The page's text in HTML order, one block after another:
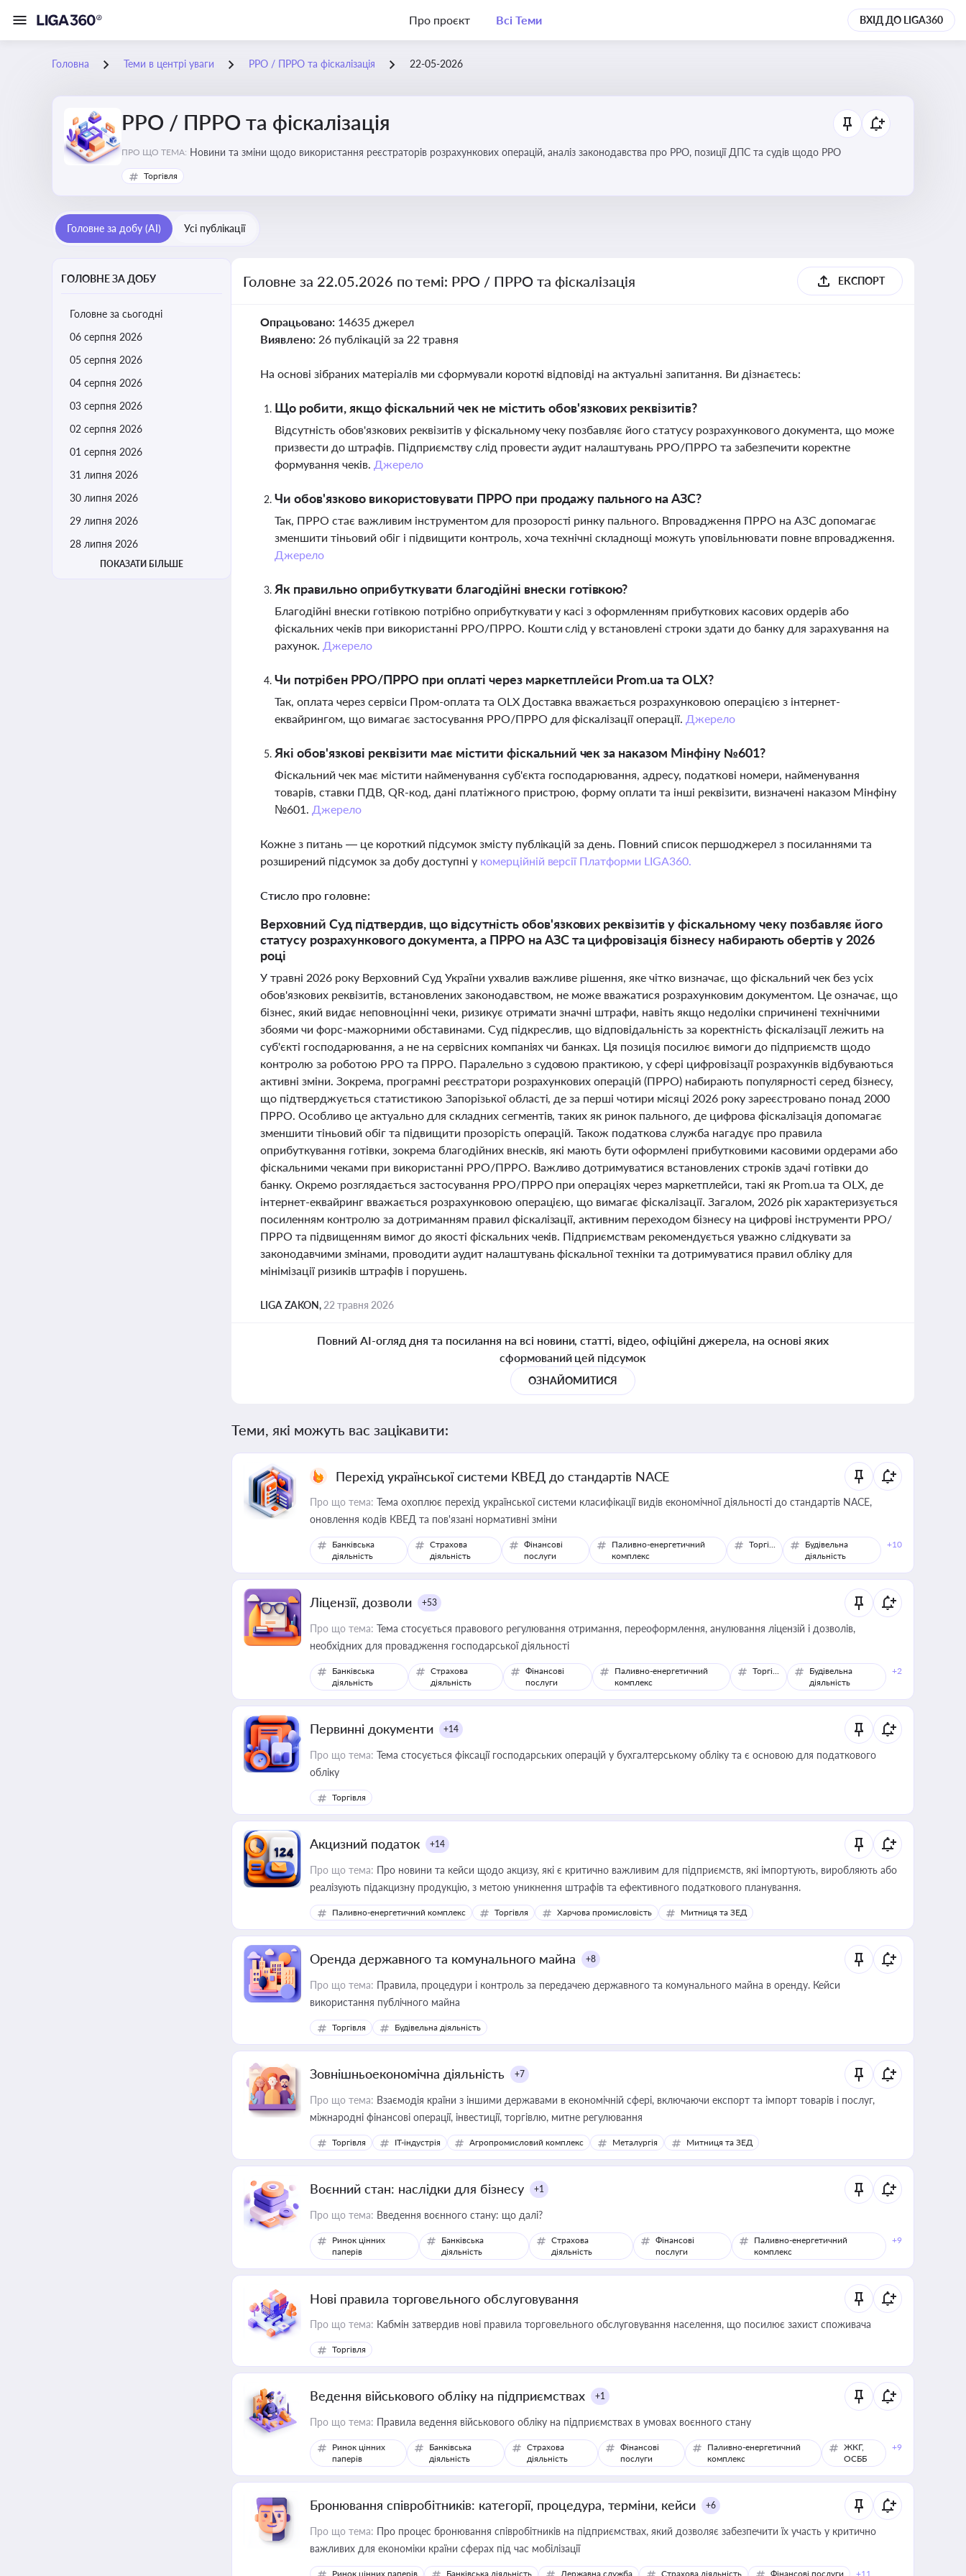
Про проєкт Всі Теми ВХІД ДО LIGA360
Головна Теми в центрі уваги РРО / ПРРО та фіскалізація 22-05-2026
РРО / ПРРО та фіскалізація
ПРО ЩО ТЕМА: Новини та зміни щодо використання реєстраторів розрахункових операцій, аналіз законодавства про РРО, позиції ДПС та судів щодо РРО
Торгівля
Головне за добу (AI) Усі публікації
ГОЛОВНЕ ЗА ДОБУ
Головне за сьогодні
06 серпня 2026
05 серпня 2026
04 серпня 2026
03 серпня 2026
02 серпня 2026
01 серпня 2026
31 липня 2026
30 липня 2026
29 липня 2026
28 липня 2026
ПОКАЗАТИ БІЛЬШЕ
Головне за 22.05.2026 по темі: РРО / ПРРО та фіскалізація ЕКСПОРТ
Опрацьовано: 14635 джерел
Виявлено: 26 публікацій за 22 травня
На основі зібраних матеріалів ми сформували короткі відповіді на актуальні запитання. Ви дізнаєтесь:
Що робити, якщо фіскальний чек не містить обов'язкових реквізитів?
Відсутність обов'язкових реквізитів у фіскальному чеку позбавляє його статусу розрахункового документа, що може
призвести до штрафів. Підприємству слід провести аудит налаштувань РРО/ПРРО та забезпечити коректне
формування чеків. Джерело
Чи обов'язково використовувати ПРРО при продажу пального на АЗС?
Так, ПРРО стає важливим інструментом для прозорості ринку пального. Впровадження ПРРО на АЗС допомагає
зменшити тіньовий обіг і підвищити контроль, хоча технічні складнощі можуть уповільнювати повне впровадження.
Джерело
Як правильно оприбуткувати благодійні внески готівкою?
Благодійні внески готівкою потрібно оприбуткувати у касі з оформленням прибуткових касових ордерів або
фіскальних чеків при використанні РРО/ПРРО. Кошти слід у встановлені строки здати до банку для зарахування на
рахунок. Джерело
Чи потрібен РРО/ПРРО при оплаті через маркетплейси Prom.ua та OLX?
Так, оплата через сервіси Пром-оплата та OLX Доставка вважається розрахунковою операцією з інтернет-
еквайрингом, що вимагає застосування РРО/ПРРО для фіскалізації операції. Джерело
Які обов'язкові реквізити має містити фіскальний чек за наказом Мінфіну №601?
Фіскальний чек має містити найменування суб'єкта господарювання, адресу, податкові номери, найменування
товарів, ставки ПДВ, QR-код, дані платіжного пристрою, форму оплати та інші реквізити, визначені наказом Мінфіну
№601. Джерело
Кожне з питань — це короткий підсумок змісту публікацій за день. Повний список першоджерел з посиланнями та
розширений підсумок за добу доступні у комерційній версії Платформи LIGA360.
Стисло про головне:
Верховний Суд підтвердив, що відсутність обов'язкових реквізитів у фіскальному чеку позбавляє його
статусу розрахункового документа, а ПРРО на АЗС та цифровізація бізнесу набирають обертів у 2026
році
У травні 2026 року Верховний Суд України ухвалив важливе рішення, яке чітко визначає, що фіскальний чек без усіх
обов'язкових реквізитів, встановлених законодавством, не може вважатися розрахунковим документом. Це означає, що
бізнес, який видає неповноцінні чеки, ризикує отримати значні штрафи, навіть якщо недоліки спричинені технічними
збоями чи форс-мажорними обставинами. Суд підкреслив, що відповідальність за коректність фіскалізації лежить на
суб'єкті господарювання, а не на сервісних компаніях чи банках. Ця позиція посилює вимоги до підприємств щодо
контролю за роботою РРО та ПРРО. Паралельно з судовою практикою, у сфері цифровізації розрахунків відбуваються
активні зміни. Зокрема, програмні реєстратори розрахункових операцій (ПРРО) набирають популярності серед бізнесу,
що підтверджується статистикою Запорізької області, де за перші чотири місяці 2026 року зареєстровано понад 2000
ПРРО. Особливо це актуально для складних сегментів, таких як ринок пального, де цифрова фіскалізація допомагає
зменшити тіньовий обіг та підвищити прозорість операцій. Також податкова служба нагадує про правила
оприбуткування готівки, зокрема благодійних внесків, які мають бути оформлені прибутковими касовими ордерами або
фіскальними чеками при використанні РРО/ПРРО. Важливо дотримуватися встановлених строків здачі готівки до
банку. Окремо розглядається застосування РРО/ПРРО при операціях через маркетплейси, такі як Prom.ua та OLX, де
інтернет-еквайринг вважається розрахунковою операцією, що вимагає фіскалізації. Загалом, 2026 рік характеризується
посиленням контролю за дотриманням правил фіскалізації, активним переходом бізнесу на цифрові інструменти РРО/
ПРРО та підвищенням вимог до якості фіскальних чеків. Підприємствам рекомендується уважно слідкувати за
законодавчими змінами, проводити аудит налаштувань фіскальної техніки та дотримуватися правил обліку для
мінімізації ризиків штрафів і порушень.
LIGA ZAKON, 22 травня 2026
Повний AI-огляд дня та посилання на всі новини, статті, відео, офіційні джерела, на основі яких
сформований цей підсумок
ОЗНАЙОМИТИСЯ
Теми, які можуть вас зацікавити:
Перехід української системи КВЕД до стандартів NACE
Про що тема: Тема охоплює перехід української системи класифікації видів економічної діяльності до стандартів NACE,
оновлення кодів КВЕД та пов'язані нормативні зміни
Банківська
діяльність
Страхова
діяльність
Фінансові
послуги
Паливно-енергетичний
комплекс
Торгівля
Будівельна
діяльність
+10
Ліцензії, дозволи +53
Про що тема: Тема стосується правового регулювання отримання, переоформлення, анулювання ліцензій і дозволів,
необхідних для провадження господарської діяльності
Банківська
діяльність
Страхова
діяльність
Фінансові
послуги
Паливно-енергетичний
комплекс
Торгівля
Будівельна
діяльність
+2
Первинні документи +14
Про що тема: Тема стосується фіксації господарських операцій у бухгалтерському обліку та є основою для податкового
обліку
Торгівля
Акцизний податок +14
Про що тема: Про новини та кейси щодо акцизу, які є критично важливим для підприємств, які імпортують, виробляють або
реалізують підакцизну продукцію, з метою уникнення штрафів та ефективного податкового планування.
Паливно-енергетичний комплекс Торгівля Харчова промисловість Митниця та ЗЕД
Оренда державного та комунального майна +8
Про що тема: Правила, процедури і контроль за передачею державного та комунального майна в оренду. Кейси
використання публічного майна
Торгівля Будівельна діяльність
Зовнішньоекономічна діяльність +7
Про що тема: Взаємодія країни з іншими державами в економічній сфері, включаючи експорт та імпорт товарів і послуг,
міжнародні фінансові операції, інвестиції, торгівлю, митне регулювання
Торгівля IT-індустрія Агропромисловий комплекс Металургія Митниця та ЗЕД
Воєнний стан: наслідки для бізнесу +1
Про що тема: Введення воєнного стану: що далі?
Ринок цінних
паперів
Банківська
діяльність
Страхова
діяльність
Фінансові
послуги
Паливно-енергетичний
комплекс
+9
Нові правила торговельного обслуговування
Про що тема: Кабмін затвердив нові правила торговельного обслуговування населення, що посилює захист споживача
Торгівля
Ведення військового обліку на підприємствах +1
Про що тема: Правила ведення військового обліку на підприємствах в умовах воєнного стану
Ринок цінних
паперів
Банківська
діяльність
Страхова
діяльність
Фінансові
послуги
Паливно-енергетичний
комплекс
ЖКГ,
ОСББ
+9
Бронювання співробітників: категорії, процедура, терміни, кейси +6
Про що тема: Про процес бронювання співробітників на підприємствах, який дозволяє забезпечити їх участь у критично
важливих для економіки країни сферах під час мобілізації
Ринок цінних паперів Банківська діяльність Державна служба Страхова діяльність Фінансові послуги +11